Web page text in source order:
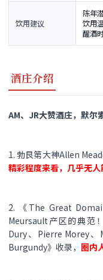
饮用建议
陈年
饮用
醒酒
酒庄介绍
AM、JR大赞酒庄，默尔
1. 勃艮第大神Allen
精彩程度来看，几乎无人
2. 《The Great
Meursault产区的典范
Dury、Pierre Morey
Burgundy》收录， 圈内